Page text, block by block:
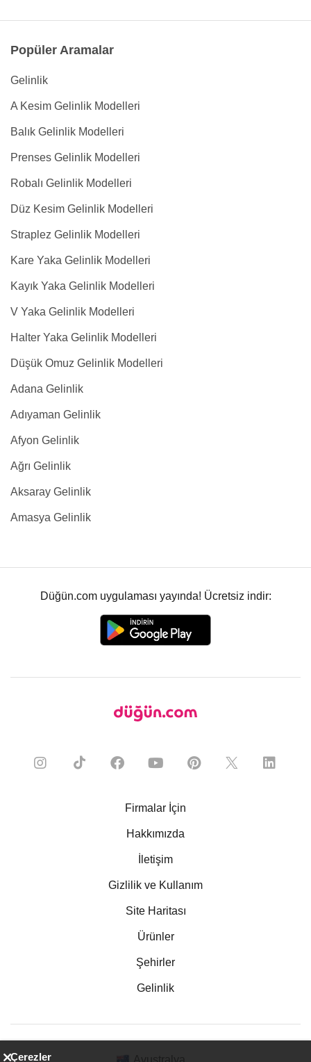
Popüler Aramalar
Gelinlik
A Kesim Gelinlik Modelleri
Balık Gelinlik Modelleri
Prenses Gelinlik Modelleri
Robalı Gelinlik Modelleri
Düz Kesim Gelinlik Modelleri
Straplez Gelinlik Modelleri
Kare Yaka Gelinlik Modelleri
Kayık Yaka Gelinlik Modelleri
V Yaka Gelinlik Modelleri
Halter Yaka Gelinlik Modelleri
Düşük Omuz Gelinlik Modelleri
Adana Gelinlik
Adıyaman Gelinlik
Afyon Gelinlik
Ağrı Gelinlik
Aksaray Gelinlik
Amasya Gelinlik
Düğün.com uygulaması yayında! Ücretsiz indir:
Firmalar İçin
Hakkımızda
İletişim
Gizlilik ve Kullanım
Site Haritası
Ürünler
Şehirler
Gelinlik
Çerezler